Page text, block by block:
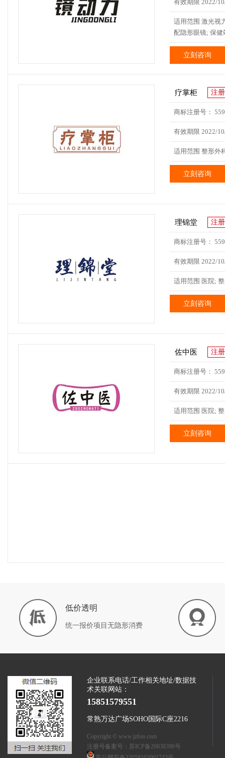
有效期限 2022/
适用范围 激光视
配隐形眼镜; 保健
立刻咨询
疗掌柜 注
商标注册号：
有效期限 2022/
适用范围 整形外
立刻咨询
理锦堂 注
商标注册号：
有效期限 2022/
适用范围 医院;
立刻咨询
佐中医 注
商标注册号：
有效期限 2022/
适用范围 医院;
立刻咨询
低价透明
统一报价项目无隐形消费
企业联系电话/工作相关地址/数据技
术关联网站：
15851579551
常熟万达广场SOHO国际C座2216
Copyright © www.jzfon.com
注册号备案号： 苏ICP备20038390号